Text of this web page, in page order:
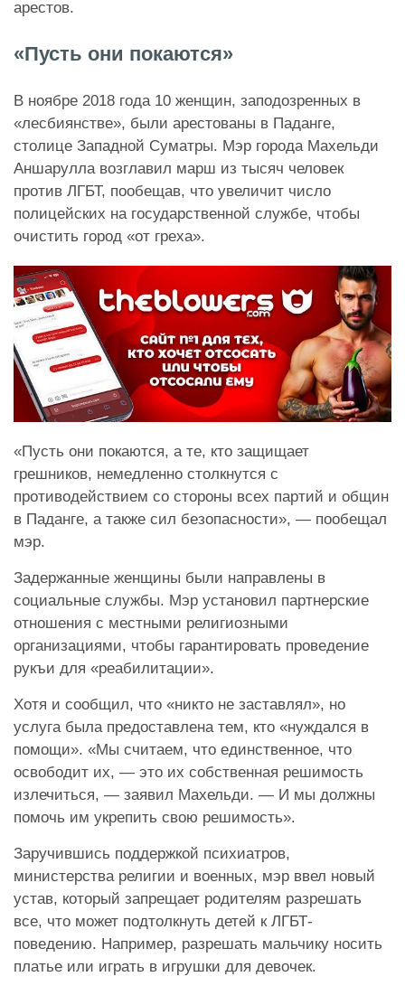
арестов.
«Пусть они покаются»
В ноябре 2018 года 10 женщин, заподозренных в
«лесбиянстве», были арестованы в Паданге,
столице Западной Суматры. Мэр города Махельди
Аншарулла возглавил марш из тысяч человек
против ЛГБТ, пообещав, что увеличит число
полицейских на государственной службе, чтобы
очистить город «от греха».
«Пусть они покаются, а те, кто защищает
грешников, немедленно столкнутся с
противодействием со стороны всех партий и общин
в Паданге, а также сил безопасности», — пообещал
мэр.
Задержанные женщины были направлены в
социальные службы. Мэр установил партнерские
отношения с местными религиозными
организациями, чтобы гарантировать проведение
рукъи для «реабилитации».
Хотя и сообщил, что «никто не заставлял», но
услуга была предоставлена тем, кто «нуждался в
помощи». «Мы считаем, что единственное, что
освободит их, — это их собственная решимость
излечиться, — заявил Махельди. — И мы должны
помочь им укрепить свою решимость».
Заручившись поддержкой психиатров,
министерства религии и военных, мэр ввел новый
устав, который запрещает родителям разрешать
все, что может подтолкнуть детей к ЛГБТ-
поведению. Например, разрешать мальчику носить
платье или играть в игрушки для девочек.